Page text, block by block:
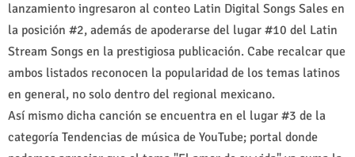
lanzamiento ingresaron al conteo Latin Digital Songs Sales en
la posición #2, además de apoderarse del lugar #10 del Latin
Stream Songs en la prestigiosa publicación. Cabe recalcar que
ambos listados reconocen la popularidad de los temas latinos
en general, no solo dentro del regional mexicano.
Así mismo dicha canción se encuentra en el lugar #3 de la
categoría Tendencias de música de YouTube; portal donde